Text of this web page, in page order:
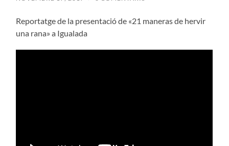
Reportatge de la presentació de «21 maneras de hervir
una rana» a Igualada